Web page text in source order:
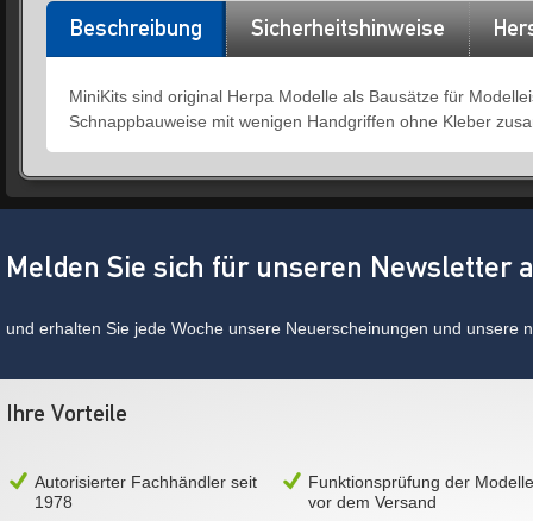
Beschreibung Sicherheitshinweise
MiniKits sind original Herpa Modelle als Bausätze für
Schnappbauweise mit wenigen Handgriffen ohne Kleber
Melden Sie sich für unseren Newsletter
und erhalten Sie jede Woche unsere Neuerscheinungen und unsere
Ihre Vorteile
Autorisierter Fachhändler seit
1978
Funktionsprüfung der Modelle
vor dem Versand